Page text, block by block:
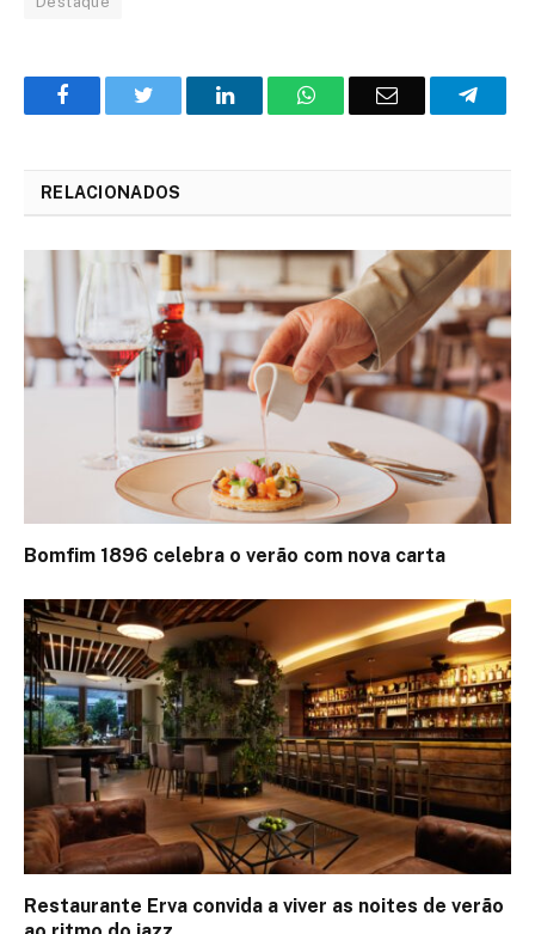
FacebookTwitter
O
WhatsAppE-
RELACIONADOS
Bomfim 1896 celebra o verão com nova carta
Restaurante Erva convida a viver as noites de verão